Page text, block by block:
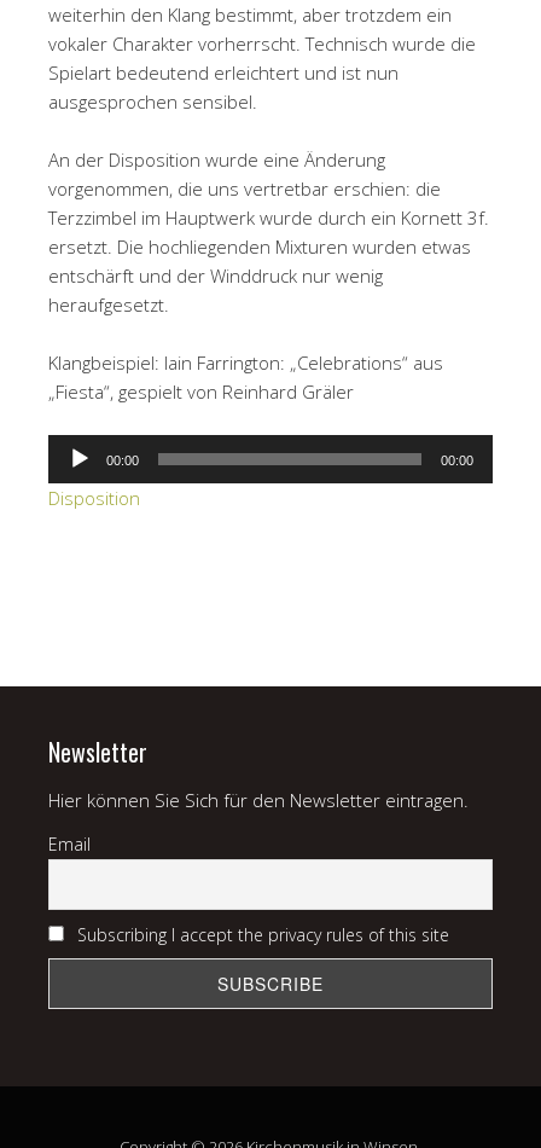
weiterhin den Klang bestimmt, aber trotzdem ein
vokaler Charakter vorherrscht. Technisch wurde die
Spielart bedeutend erleichtert und ist nun
ausgesprochen sensibel.
An der Disposition wurde eine Änderung
vorgenommen, die uns vertretbar erschien: die
Terzzimbel im Hauptwerk wurde durch ein Kornett 3f.
ersetzt. Die hochliegenden Mixturen wurden etwas
entschärft und der Winddruck nur wenig
heraufgesetzt.
Klangbeispiel: Iain Farrington: „Celebrations“ aus
„Fiesta“, gespielt von Reinhard Gräler
Audio-
00:00 00:00
Disposition
Newsletter
Hier können Sie Sich für den Newsletter eintragen.
Email
Subscribing I accept the privacy rules of this site